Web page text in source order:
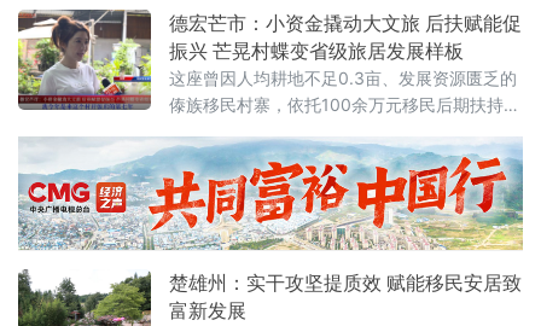
村、景罕镇曼晃村勐约栋及勐约乡岳岛小组，
正以“美丽家园”建设的扎实成效，将“有一种叫
云南的生活”从诗意概念转化为可触可感的旅居
日常，为“旅居云南”品牌写下生动注脚。
德宏芒市：小资金撬动大文旅 后扶赋能促
振兴 芒晃村蝶变省级旅居发展样板
这座曾因人均耕地不足0.3亩、发展资源匮乏的
傣族移民村寨，依托100余万元移民后期扶持资
扶持移民创业，激活文旅业态，成功实现产业
迭代、村民增收、村寨蝶变。2
楚雄州：实干攻坚提质效 赋能移民安居致
富新发展